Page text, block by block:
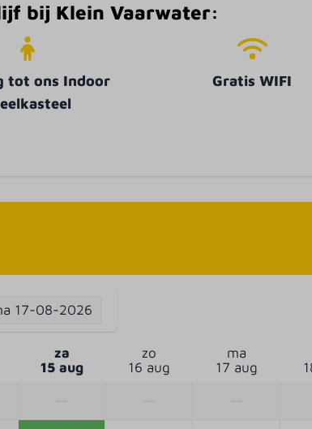
bij Klein Vaarwater:
tot ons Indoor
Gratis WIFI
17-08-2026
za
15 aug
zo
16 aug
ma
17 aug